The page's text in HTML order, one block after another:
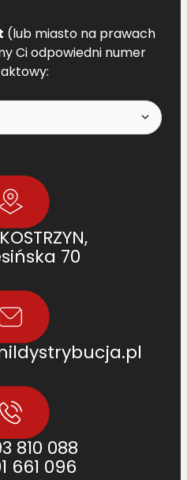
(lub miasto na prawach
Ci odpowiedni numer
70
810 088
661 096